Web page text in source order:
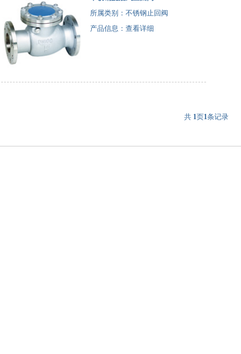
所属类别：不锈钢止回阀
产品信息： 查看详细
共 1页1条记录